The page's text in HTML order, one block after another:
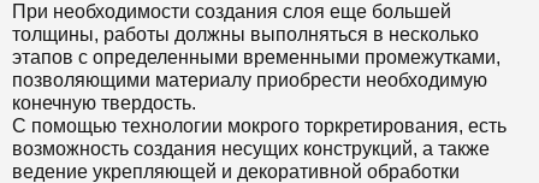
При необходимости создания слоя еще большей
толщины, работы должны выполняться в несколько
этапов с определенными временными промежутками,
позволяющими материалу приобрести необходимую
конечную твердость.
С помощью технологии мокрого торкретирования, есть
возможность создания несущих конструкций, а также
ведение укрепляющей и декоративной обработки